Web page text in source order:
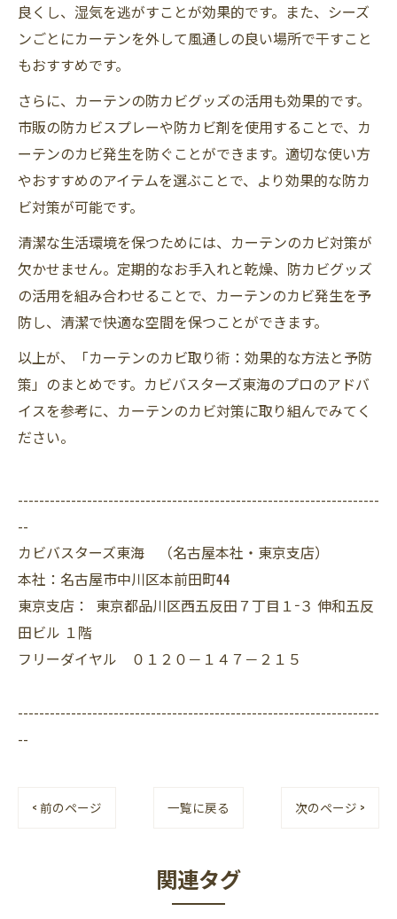
良くし、湿気を逃がすことが効果的です。また、シーズ
ンごとにカーテンを外して風通しの良い場所で干すこと
もおすすめです。
さらに、カーテンの防カビグッズの活用も効果的です。
市販の防カビスプレーや防カビ剤を使用することで、カ
ーテンのカビ発生を防ぐことができます。適切な使い方
やおすすめのアイテムを選ぶことで、より効果的な防カ
ビ対策が可能です。
清潔な生活環境を保つためには、カーテンのカビ対策が
欠かせません。定期的なお手入れと乾燥、防カビグッズ
の活用を組み合わせることで、カーテンのカビ発生を予
防し、清潔で快適な空間を保つことができます。
以上が、「カーテンのカビ取り術：効果的な方法と予防
策」のまとめです。カビバスターズ東海のプロのアドバ
イスを参考に、カーテンのカビ対策に取り組んでみてく
ださい。
--------------------------------------------------------------------
--
カビバスターズ東海 （名古屋本社・東京支店）
本社：名古屋市中川区本前田町44
東京支店： 東京都品川区西五反田７丁目１−３ 伸和五反
田ビル １階
フリーダイヤル ０１２０－１４７－２１５
--------------------------------------------------------------------
--
< 前のページ 一覧に戻る 次のページ >
関連タグ